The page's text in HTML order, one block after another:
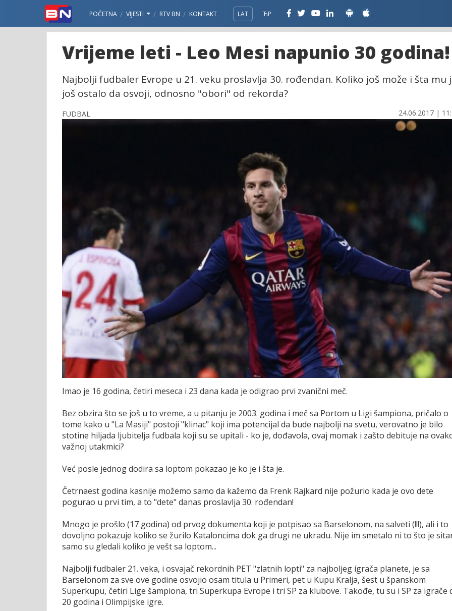
POČETNA VIJESTI RTV BN KONTAKT LAT ЋР
Vrijeme leti - Leo Mesi napunio 30 godina!
Najbolji fudbaler Evrope u 21. veku proslavlja 30. rođendan. Koliko još može i šta mu
još ostalo da osvoji, odnosno "obori" od rekorda?
FUDBAL 24.06.2017 |
Imao je 16 godina, četiri meseca i 23 dana kada je odigrao prvi zvanični meč.
Bez obzira što se još u to vreme, a u pitanju je 2003. godina i meč sa Portom u Ligi šampiona, pričalo o
tome kako u "La Masiji" postoji "klinac" koji ima potencijal da bude najbolji na svetu, verovatno je bilo
stotine hiljada ljubitelja fudbala koji su se upitali - ko je, dođavola, ovaj momak i zašto debituje na
važnoj utakmici?
Već posle jednog dodira sa loptom pokazao je ko je i šta je.
Četrnaest godina kasnije možemo samo da kažemo da Frenk Rajkard nije požurio kada je ovo dete
pogurao u prvi tim, a to "dete" danas proslavlja 30. rođendan!
Mnogo je prošlo (17 godina) od prvog dokumenta koji je potpisao sa Barselonom, na salveti (!!!), ali i to
dovoljno pokazuje koliko se žurilo Kataloncima dok ga drugi ne ukradu. Nije im smetalo ni to što je
samo su gledali koliko je vešt sa loptom...
Najbolji fudbaler 21. veka, i osvajač rekordnih PET "zlatnih lopti" za najboljeg igrača planete, je sa
Barselonom za sve ove godine osvojio osam titula u Primeri, pet u Kupu Kralja, šest u španskom
Superkupu, četiri Lige šampiona, tri Superkupa Evrope i tri SP za klubove. Takođe, tu su i SP za igrače
20 godina i Olimpijske igre.